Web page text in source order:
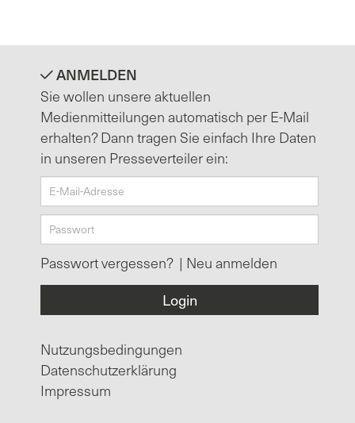
ANMELDEN
Sie wollen unsere aktuellen
Medienmitteilungen automatisch per E-Mail
erhalten? Dann tragen Sie einfach Ihre Daten
in unseren Presseverteiler ein:
Passwort vergessen? | Neu anmelden
Nutzungsbedingungen
Datenschutzerklärung
Impressum